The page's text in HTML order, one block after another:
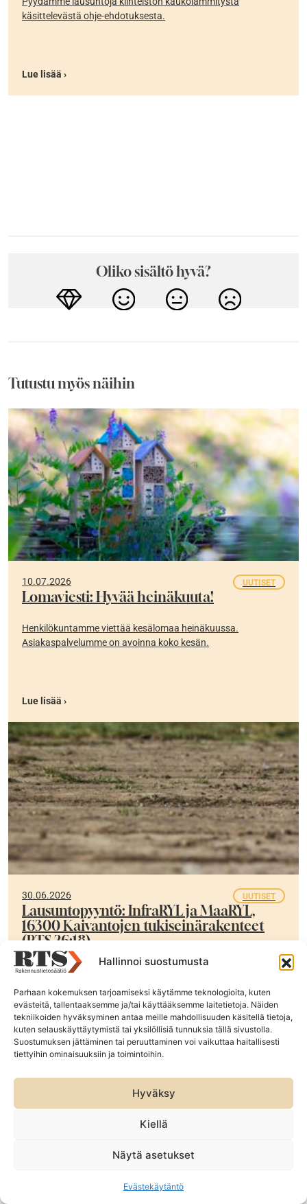
Hallinnoi suostumusta
Parhaan kokemuksen tarjoamiseksi käytämme teknologioita, kuten
evästeitä, tallentaaksemme ja/tai käyttääksemme laitetietoja. Näiden
tekniikoiden hyväksyminen antaa meille mahdollisuuden käsitellä tietoja,
kuten selauskäyttäytymistä tai yksilöllisiä tunnuksia tällä sivustolla.
Suostumuksen jättäminen tai peruuttaminen voi vaikuttaa haitallisesti
tiettyihin ominaisuuksiin ja toimintoihin.
Hyväksy
Kiellä
Näytä asetukset
Evästekäytäntö
käsittelevästä ohje-ehdotuksesta.
Lue lisää ›
Oliko sisältö hyvä?
Tutustu myös näihin
10.07.2026 UUTISET
Lomaviesti: Hyvää heinäkuuta!
Henkilökuntamme viettää kesälomaa heinäkuussa.
Asiakaspalvelumme on avoinna koko kesän.
Lue lisää ›
30.06.2026 UUTISET
Lausuntopyyntö: InfraRYL ja MaaRYL,
16300 Kaivantojen tukiseinärakenteet
(RTS 26:18)
Pyydämme alalta lausuntoja InfraRYL- ja MaaRYL-
tukiseinärakenteet päivitystä.
Lue lisää ›